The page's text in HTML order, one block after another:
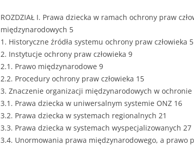
HANDEL
HISTORIA
HOTELARSTWO
LOGISTYKA I TRANSPORT
ROZDZIAŁ I. Prawa dziecka w ramach ochrony praw
międzynarodowych 5
1. Historyczne źródła systemu ochrony praw człowieka 5
2. Instytucje ochrony praw człowieka 9
2.1. Prawo międzynarodowe 9
2.2. Procedury ochrony praw człowieka 15
3. Znaczenie organizacji międzynarodowych w ochronie
3.1. Prawa dziecka w uniwersalnym systemie ONZ 16
3.2. Prawa dziecka w systemach regionalnych 21
3.3. Prawa dziecka w systemach wyspecjalizowanych 27
3.4. Unormowania prawa międzynarodowego, a prawo